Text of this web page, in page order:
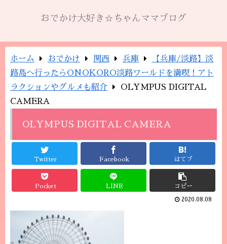
おでかけ大好き☆ちゃんママブログ
ホーム おでかけ 関西 兵庫
【兵庫/淡路】淡
路島へ行ったらONOKORO淡路ワールドを満喫！アト
ラクションやグルメも紹介
OLYMPUS DIGITAL
CAMERA
OLYMPUS DIGITAL CAMERA
Twitter Facebook はてブ
Pocket LINE コピー
2020.08.08